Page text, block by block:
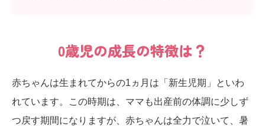
0歳児の成長の特徴は？
赤ちゃんは生まれてからの1ヵ月は「新生児期」といわ
れています。この時期は、ママも出産前の体調に少しず
つ戻す期間になりますが、赤ちゃんは全力で泣いて、暑